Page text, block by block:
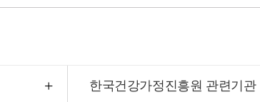
한국건강가정진흥원 관련기관